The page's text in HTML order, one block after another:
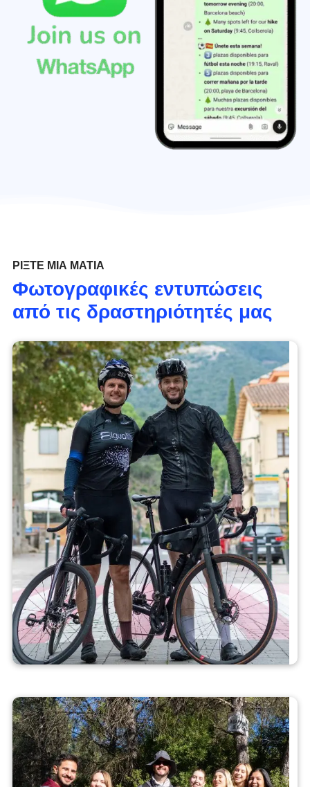
ΡΊΞΤΕ ΜΙΑ ΜΑΤΙΆ
Φωτογραφικές εντυπώσεις
από τις δραστηριότητές μας